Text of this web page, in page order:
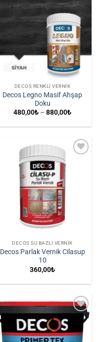
İstek
Ekle
DECOS RENKLI VERNIK
Decos Legno Masif Ahşap
Doku
480,00₺ – 880,00₺Fiyat
880,00₺
DECOS SU BAZLI VERNIK
Decos Parlak Vernik Cilasup
10
360,00₺
Listene
Ekle